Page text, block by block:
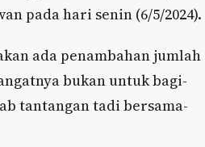
pada hari senin (6/5/2024).
ada penambahan jumlah
bukan untuk bagi-
tantangan tadi bersama-